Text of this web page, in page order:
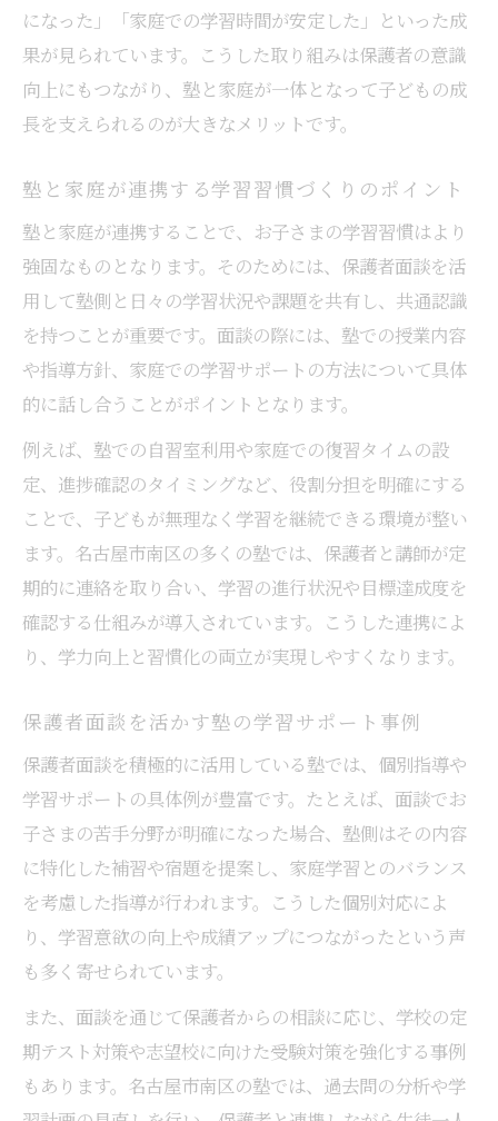
塾の保護者面談を学習効果向上に活かす方
法
塾と協力して学習成果を伸ばす面談の工夫
塾面談後の家庭サポートで学力を強化する
理由
志望校合格を支える塾との連携方法
塾と保護者が連携し志望校合格を目指す方
法
塾面談で共有したい合格までの学習計画
塾の指導と家庭学習を組み合わせる連携術
塾講師と保護者が連絡を密にするポイント
塾面談で合格への課題を明確にするコツ
になった」「家庭での学習時間が安定した」といった成
果が見られています。こうした取り組みは保護者の意識
向上にもつながり、塾と家庭が一体となって子どもの成
長を支えられるのが大きなメリットです。
塾と家庭が連携する学習習慣づくりのポイント
塾と家庭が連携することで、お子さまの学習習慣はより
強固なものとなります。そのためには、保護者面談を活
用して塾側と日々の学習状況や課題を共有し、共通認識
を持つことが重要です。面談の際には、塾での授業内容
や指導方針、家庭での学習サポートの方法について具体
的に話し合うことがポイントとなります。
例えば、塾での自習室利用や家庭での復習タイムの設
定、進捗確認のタイミングなど、役割分担を明確にする
ことで、子どもが無理なく学習を継続できる環境が整い
ます。名古屋市南区の多くの塾では、保護者と講師が定
期的に連絡を取り合い、学習の進行状況や目標達成度を
確認する仕組みが導入されています。こうした連携によ
り、学力向上と習慣化の両立が実現しやすくなります。
保護者面談を活かす塾の学習サポート事例
保護者面談を積極的に活用している塾では、個別指導や
学習サポートの具体例が豊富です。たとえば、面談でお
子さまの苦手分野が明確になった場合、塾側はその内容
に特化した補習や宿題を提案し、家庭学習とのバランス
を考慮した指導が行われます。こうした個別対応によ
り、学習意欲の向上や成績アップにつながったという声
も多く寄せられています。
また、面談を通じて保護者からの相談に応じ、学校の定
期テスト対策や志望校に向けた受験対策を強化する事例
もあります。名古屋市南区の塾では、過去問の分析や学